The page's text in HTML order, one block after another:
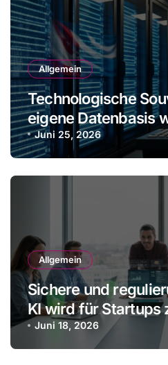
Allgemein
Technologische
eigene Datenbasis
Wettbewerbsvorteil
Juni 25, 2026
Allgemein
Sichere und
KI wird für Startups
Juni 18, 2026